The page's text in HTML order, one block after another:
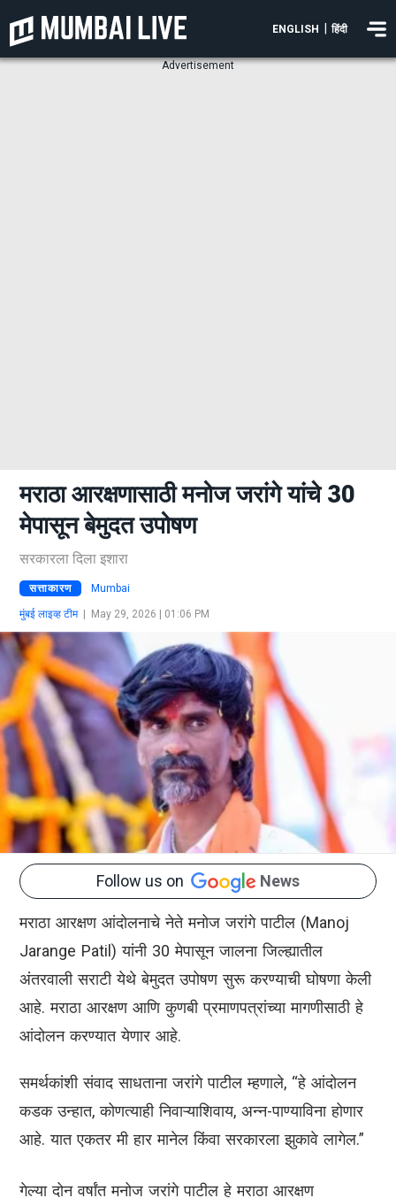
ENGLISH हिंदी
Advertisement
मराठा आरक्षणासाठी मनोज जरांगे यांचे 30
मेपासून बेमुदत उपोषण
सरकारला दिला इशारा
सत्ताकारण Mumbai
मुंबई लाइव्ह टीम| May 29, 2026 | 01:06 PM
Follow us on News
मराठा आरक्षण आंदोलनाचे नेते मनोज जरांगे पाटील (Manoj
Jarange Patil) यांनी 30 मेपासून जालना जिल्ह्यातील
अंतरवाली सराटी येथे बेमुदत उपोषण सुरू करण्याची घोषणा केली
आहे. मराठा आरक्षण आणि कुणबी प्रमाणपत्रांच्या मागणीसाठी हे
आंदोलन करण्यात येणार आहे.
समर्थकांशी संवाद साधताना जरांगे पाटील म्हणाले, “हे आंदोलन
कडक उन्हात, कोणत्याही निवाऱ्याशिवाय, अन्न-पाण्याविना होणार
आहे. यात एकतर मी हार मानेल किंवा सरकारला झुकावे लागेल.”
गेल्या दोन वर्षांत मनोज जरांगे पाटील हे मराठा आरक्षण